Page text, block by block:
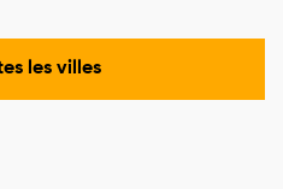
à Boucherville
à Lac-Brome
les villes